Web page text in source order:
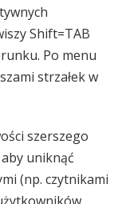
Shift=TAB
Po menu
strzałek w
szerszego
uniknąć
(np. czytnikami